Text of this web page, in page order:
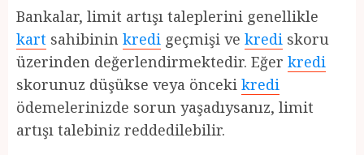
Bankalar, limit artışı taleplerini genellikle
kart sahibinin kredi geçmişi ve kredi skoru
üzerinden değerlendirmektedir. Eğer kredi
skorunuz düşükse veya önceki kredi
ödemelerinizde sorun yaşadıysanız, limit
artışı talebiniz reddedilebilir.